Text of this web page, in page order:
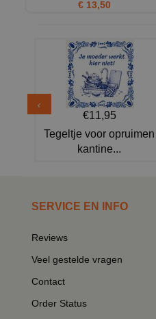
€ 13,50
€11,95
Tegeltje voor opruimen
kantine...
SERVICE EN INFO
Reviews
Veel gestelde vragen
Contact
Order Status